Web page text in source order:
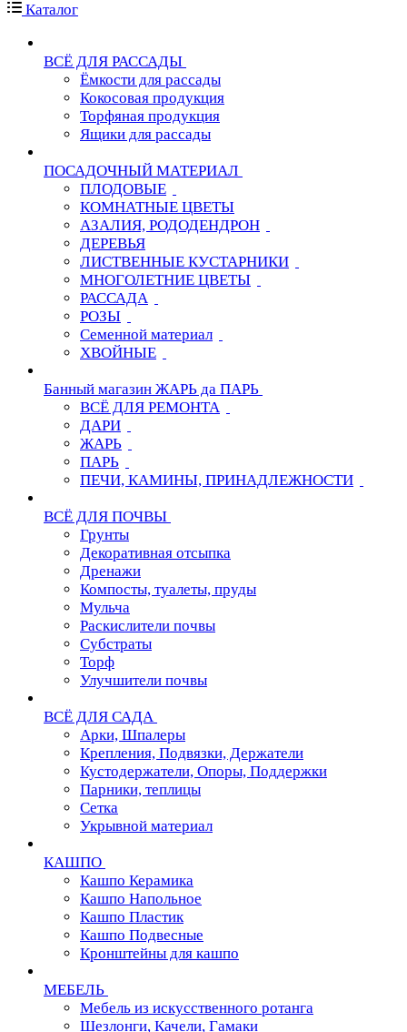
Каталог
ВСЁ ДЛЯ РАССАДЫ
Ёмкости для рассады
Кокосовая продукция
Торфяная продукция
Ящики для рассады
ПОСАДОЧНЫЙ МАТЕРИАЛ
ПЛОДОВЫЕ
КОМНАТНЫЕ ЦВЕТЫ
АЗАЛИЯ, РОДОДЕНДРОН
ДЕРЕВЬЯ
ЛИСТВЕННЫЕ КУСТАРНИКИ
МНОГОЛЕТНИЕ ЦВЕТЫ
РАССАДА
РОЗЫ
Семенной материал
ХВОЙНЫЕ
Банный магазин ЖАРЬ да ПАРЬ
ВСЁ ДЛЯ РЕМОНТА
ДАРИ
ЖАРЬ
ПАРЬ
ПЕЧИ, КАМИНЫ, ПРИНАДЛЕЖНОСТИ
ВСЁ ДЛЯ ПОЧВЫ
Грунты
Декоративная отсыпка
Дренажи
Компосты, туалеты, пруды
Мульча
Раскислители почвы
Субстраты
Торф
Улучшители почвы
ВСЁ ДЛЯ САДА
Арки, Шпалеры
Крепления, Подвязки, Держатели
Кустодержатели, Опоры, Поддержки
Парники, теплицы
Сетка
Укрывной материал
КАШПО
Кашпо Керамика
Кашпо Напольное
Кашпо Пластик
Кашпо Подвесные
Кронштейны для кашпо
МЕБЕЛЬ
Мебель из искусственного ротанга
Шезлонги, Качели, Гамаки